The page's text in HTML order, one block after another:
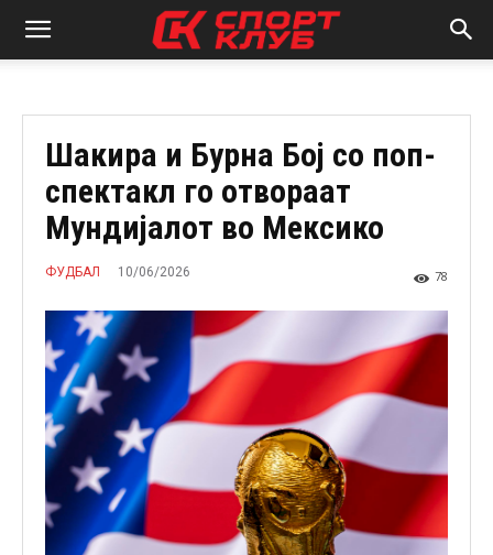
Шакира и Бурна Бој со поп-
спектакл го отвораат
Мундијалот во Мексико
ФУДБАЛ 10/06/2026 78